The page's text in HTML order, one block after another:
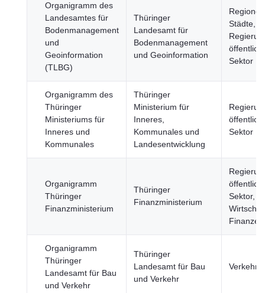
Organigramm des
Landesamtes für
Bodenmanagement
und
Geoinformation
(TLBG)
Thüringer
Landesamt für
Bodenmanagement
und Geoinformation
Städte,
Sektor
Organigramm des
Thüringer
Ministeriums für
Inneres und
Kommunales
Thüringer
Ministerium für
Inneres,
Kommunales und
Landesentwicklung
Sektor
Organigramm
Thüringer
Finanzministerium
Thüringer
Finanzministerium
Sektor,
Finanzen
Organigramm
Thüringer
Landesamt für Bau
und Verkehr
Thüringer
Landesamt für Bau
und Verkehr
Verkehr